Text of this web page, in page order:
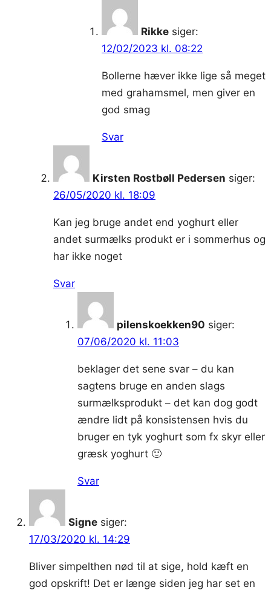
Rikke siger:
12/02/2023 kl. 08:22
Bollerne hæver ikke lige så meget
med grahamsmel, men giver en
god smag
Svar
Kirsten Rostbøll Pedersen siger:
26/05/2020 kl. 18:09
Kan jeg bruge andet end yoghurt eller
andet surmælks produkt er i sommerhus og
har ikke noget
Svar
pilenskoekken90 siger:
07/06/2020 kl. 11:03
beklager det sene svar – du kan
sagtens bruge en anden slags
surmælksprodukt – det kan dog godt
ændre lidt på konsistensen hvis du
bruger en tyk yoghurt som fx skyr eller
græsk yoghurt 🙂
Svar
Signe siger:
17/03/2020 kl. 14:29
Bliver simpelthen nød til at sige, hold kæft en
god opskrift! Det er længe siden jeg har set en